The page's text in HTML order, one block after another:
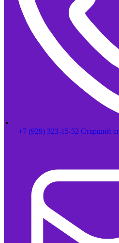
+7 (929) 323-15-52 Старший